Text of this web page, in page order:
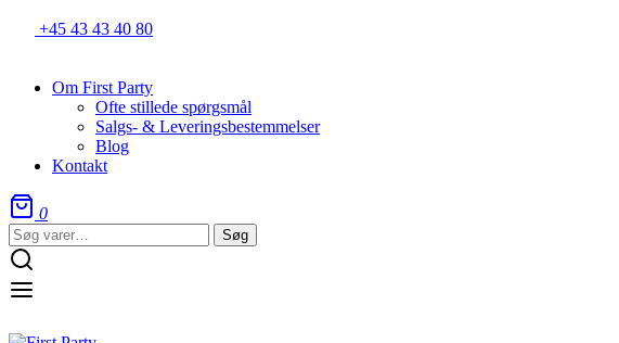
+45 43 43 40 80
Om First Party
Ofte stillede spørgsmål
Salgs- & Leveringsbestemmelser
Blog
Kontakt
0
Søg
efter:
Søg